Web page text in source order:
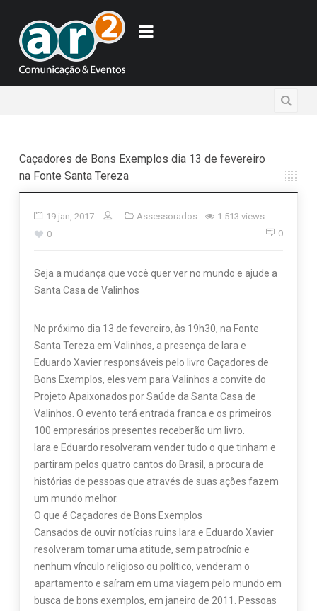
Caçadores de Bons Exemplos dia 13 de fevereiro
na Fonte Santa Tereza
19 jan, 2017 Assessorados
1.513 views
0
0
Seja a mudança que você quer ver no mundo e ajude a
Santa Casa de Valinhos
No próximo dia 13 de fevereiro, às 19h30, na Fonte
Santa Tereza em Valinhos, a presença de Iara e
Eduardo Xavier responsáveis pelo livro Caçadores de
Bons Exemplos, eles vem para Valinhos a convite do
Projeto Apaixonados por Saúde da Santa Casa de
Valinhos. O evento terá entrada franca e os primeiros
100 empresários presentes receberão um livro.
Iara e Eduardo resolveram vender tudo o que tinham e
partiram pelos quatro cantos do Brasil, a procura de
histórias de pessoas que através de suas ações fazem
um mundo melhor.
O que é Caçadores de Bons Exemplos
Cansados de ouvir notícias ruins Iara e Eduardo Xavier
resolveram tomar uma atitude, sem patrocínio e
nenhum vínculo religioso ou político, venderam o
apartamento e saíram em uma viagem pelo mundo em
busca de bons exemplos, em janeiro de 2011. Pessoas